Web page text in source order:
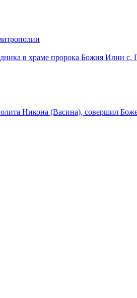
в храме пророка Божия Илии с.
Никона (Васина), совершил